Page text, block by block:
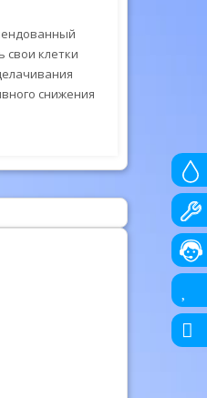
свои клетки
снижения